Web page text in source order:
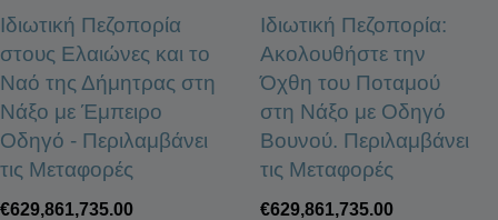
Ιδιωτική Πεζοπορία
στους Ελαιώνες και το
Ναό της Δήμητρας στη
Νάξο με Έμπειρο
Οδηγό - Περιλαμβάνει
τις Μεταφορές
€629,861,735.00
Ιδιωτική Πεζοπορία:
Ακολουθήστε την
Όχθη του Ποταμού
στη Νάξο με Οδηγό
Βουνού. Περιλαμβάνει
τις Μεταφορές
€629,861,735.00